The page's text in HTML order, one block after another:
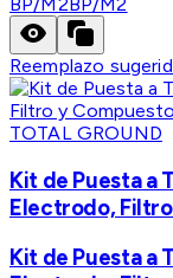
BP/M2BP/M2
Reemplazo
TOTAL GROUND
Kit de Puesta a
Electrodo,
Kit de Puesta a